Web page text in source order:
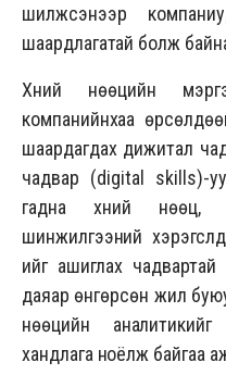
шилжсэнээр
шаардлагатай болж
Хүний нөөцийн
компанийнхаа
шаардагдах дижитал
чадвар (digital skills)-
гадна хүний нөөц,
шинжилгээний
ийг ашиглах
даяар өнгөрсөн жил
нөөцийн
хандлага ноёлж байгаа